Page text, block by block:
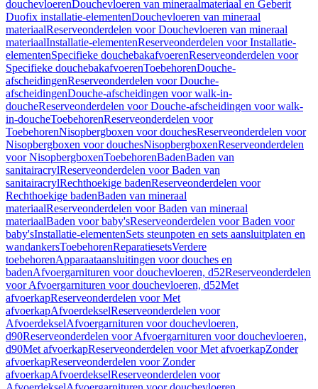
douchevloerenDouchevloeren van mineraalmateriaal en Geberit
Duofix installatie-elementenDouchevloeren van mineraal
materiaalReserveonderdelen voor Douchevloeren van mineraal
materiaalInstallatie-elementenReserveonderdelen voor Installatie-
elementenSpecifieke douchebakafvoerenReserveonderdelen voor
Specifieke douchebakafvoerenToebehorenDouche-
afscheidingenReserveonderdelen voor Douche-
afscheidingenDouche-afscheidingen voor walk-in-
doucheReserveonderdelen voor Douche-afscheidingen voor walk-
in-doucheToebehorenReserveonderdelen voor
ToebehorenNisopbergboxen voor douchesReserveonderdelen voor
Nisopbergboxen voor douchesNisopbergboxenReserveonderdelen
voor NisopbergboxenToebehorenBadenBaden van
sanitairacrylReserveonderdelen voor Baden van
sanitairacrylRechthoekige badenReserveonderdelen voor
Rechthoekige badenBaden van mineraal
materiaalReserveonderdelen voor Baden van mineraal
materiaalBaden voor baby'sReserveonderdelen voor Baden voor
baby'sInstallatie-elementenSets steunpoten en sets aansluitplaten en
wandankersToebehorenReparatiesetsVerdere
toebehorenApparaataansluitingen voor douches en
badenAfvoergarnituren voor douchevloeren, d52Reserveonderdelen
voor Afvoergarnituren voor douchevloeren, d52Met
afvoerkapReserveonderdelen voor Met
afvoerkapAfvoerdekselReserveonderdelen voor
AfvoerdekselAfvoergarnituren voor douchevloeren,
d90Reserveonderdelen voor Afvoergarnituren voor douchevloeren,
d90Met afvoerkapReserveonderdelen voor Met afvoerkapZonder
afvoerkapReserveonderdelen voor Zonder
afvoerkapAfvoerdekselReserveonderdelen voor